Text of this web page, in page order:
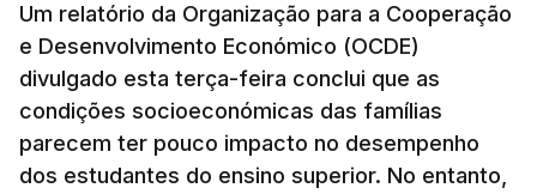
Um relatório da Organização para a Cooperação
e Desenvolvimento Económico (OCDE)
divulgado esta terça-feira conclui que as
condições socioeconómicas das famílias
parecem ter pouco impacto no desempenho
dos estudantes do ensino superior. No entanto,